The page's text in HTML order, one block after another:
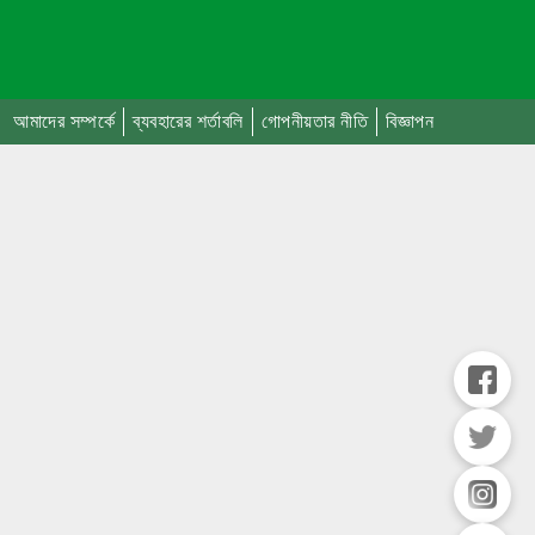
আমাদের সম্পর্কে ব্যবহারের শর্তাবলি গোপনীয়তার নীতি বিজ্ঞাপন